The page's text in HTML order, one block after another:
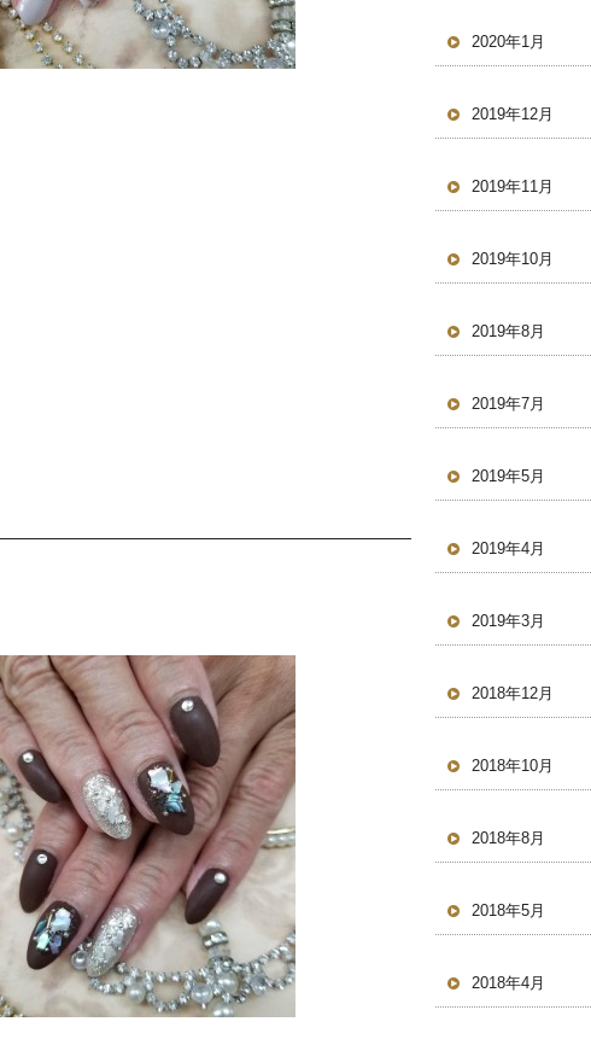
2020年1月
2019年12月
2019年11月
2019年10月
2019年8月
2019年7月
2019年5月
2019年4月
2019年3月
2018年12月
2018年10月
2018年8月
2018年5月
2018年4月